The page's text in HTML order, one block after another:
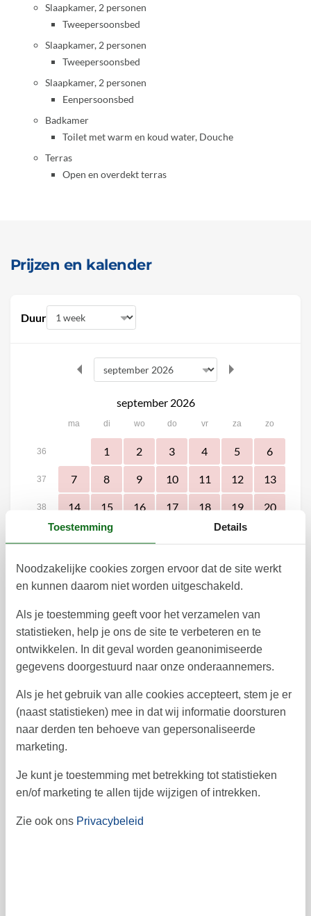
Slaapkamer, 2 personen
Tweepersoonsbed
Slaapkamer, 2 personen
Tweepersoonsbed
Slaapkamer, 2 personen
Eenpersoonsbed
Badkamer
Toilet met warm en koud water, Douche
Terras
Open en overdekt terras
Prijzen en kalender
Duur
september 2026
ma di wo do vr za zo
36 1 2 3 4 5 6
37 7 8 9 10 11 12 13
38 14 15 16 17 18 19 20
21 22 26
40 28 29
41
oktober 2026
ma di wo do vr za
2
41 8 10 11
42 12 13 14 15 16 17 18
43
44 26 27 28 29 30 31
45
Toestemming Details
Noodzakelijke cookies zorgen ervoor dat de site werkt
en kunnen daarom niet worden uitgeschakeld.
Als je toestemming geeft voor het verzamelen van
statistieken, help je ons de site te verbeteren en te
ontwikkelen. In dit geval worden geanonimiseerde
gegevens doorgestuurd naar onze onderaannemers.
Als je het gebruik van alle cookies accepteert, stem je er
(naast statistieken) mee in dat wij informatie doorsturen
naar derden ten behoeve van gepersonaliseerde
marketing.
Je kunt je toestemming met betrekking tot statistieken
en/of marketing te allen tijde wijzigen of intrekken.
Zie ook ons Privacybeleid